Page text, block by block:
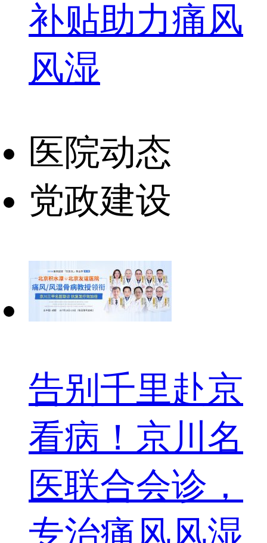
补贴助力痛风
风湿
医院动态
党政建设
告别千里赴京
看病！京川名
医联合会诊，
专治痛风风湿